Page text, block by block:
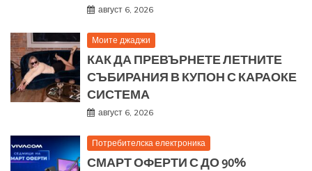
август 6, 2026
Моите джаджи
КАК ДА ПРЕВЪРНЕТЕ ЛЕТНИТЕ
СЪБИРАНИЯ В КУПОН С КАРАОКЕ
СИСТЕМА
август 6, 2026
Потребителска електроника
СМАРТ ОФЕРТИ С ДО 90%